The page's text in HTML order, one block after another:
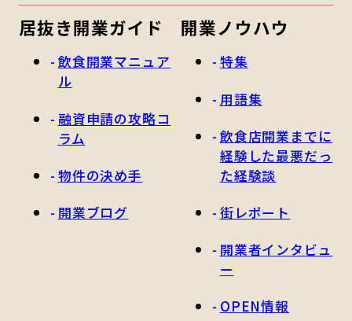
居抜き開業ガイド
飲食開業マニュア
ル
融資申請の攻略コ
ラム
物件の決め手
開業ブログ
開業ノウハウ
特集
用語集
飲食店開業までに
経験した最悪だっ
た経験談
街レポート
開業者インタビュ
ー
OPEN情報